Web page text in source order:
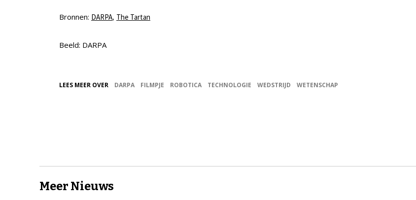
Bronnen: DARPA, The Tartan
Beeld: DARPA
LEES MEER OVER DARPA FILMPJE ROBOTICA TECHNOLOGIE WEDSTRIJD WETENSCHAP
Meer Nieuws